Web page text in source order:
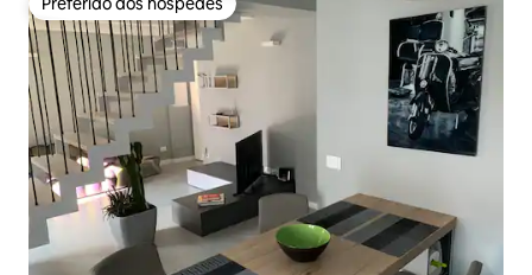
Preferido dos hóspedes